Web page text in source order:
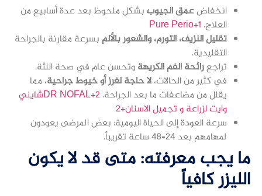
انخفاضعمق الجيوببشكل ملحوظ بعد عدة أسابيع من
العلاج. Pure Perio+1
تقليل النزيف، التورم، والشعور بالألم بسرعة مقارنة بالجراحة
التقليدية.
تراجعرائحة الفم الكريهةوتحسن عام في صحة اللثة.
في كثير من الحالات،لا حاجة لغرز أو خيوط جراحية، مما
يقلل من مضاعفات ما بعد الجراحة.
DR NOFAL+2شايني
وايت لزراعة و تجميل الاسنان+2
سرعة العودة إلى الحياة اليومية: بعض المرضى يعودون
لمهامهم بعد 24–48 ساعة تقريباً.
ما يجب معرفته: متى قد لا يكون
الليزر كافياً